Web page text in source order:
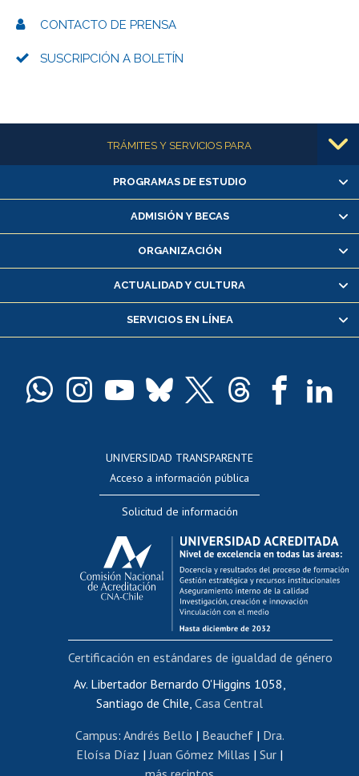
CONTACTO DE PRENSA
SUSCRIPCIÓN A BOLETÍN
Más informaciónTRÁMITES Y SERVICIOS PARA
Alumnas/os y exalumnas/os
Matrícula en línea
Inscripción y cambio de asignaturas
Consulta y certificado de notas
Servicio médico y dental
Pago de arancel y crédito alumnos
Docentes
Evaluación docente
Calificación académica
Postulación al AUCAI
Funcionarias/os
Cursos internos de capacitación
Bienestar del personal
Portal de movilidad interna
Certificado de renta
Certificado de renta honorarios
Editar páginas blancas
PROGRAMAS DE ESTUDIO
ADMISIÓN Y BECAS
ORGANIZACIÓN
ACTUALIDAD Y CULTURA
SERVICIOS EN LÍNEA
UNIVERSIDAD TRANSPARENTE
Acceso a información pública
Solicitud de información
Av. Libertador Bernardo O'Higgins 1058,
Santiago de Chile, Casa Central
Campus: Andrés Bello | Beauchef| Dra.
Eloísa Díaz | Juan Gómez Millas | Sur |
Certificación en estándares de igualdad de género